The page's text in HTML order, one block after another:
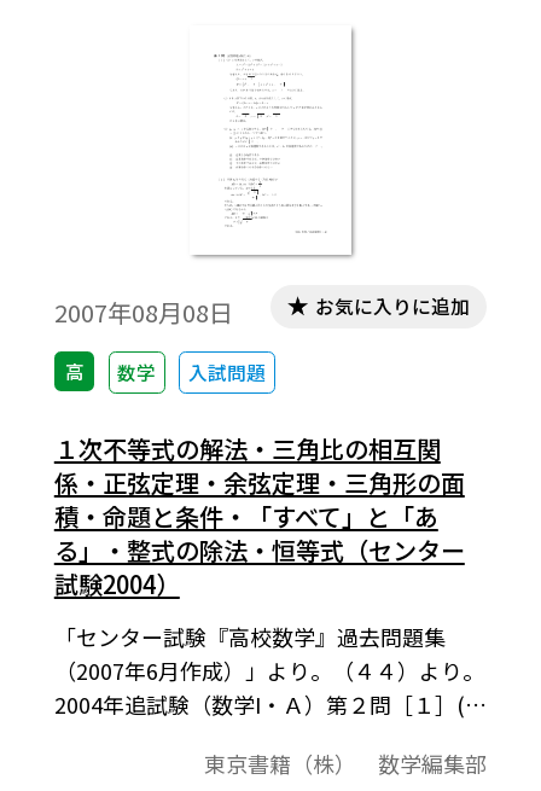
です。この問題は，そのなかの１小問です。
データは問題と解答を記載。授業の後，ま
とめとしての演習問題などでご利用いただ
2007年08月08日
高 数学 入試問題
お気に入りに追加
１次不等式の解法・三角比の相互関
係・正弦定理・余弦定理・三角形の面
積・命題と条件・「すべて」と「あ
る」・整式の除法・恒等式（センター
試験2004）
「センター試験『高校数学』過去問題集
（2007年6月作成）」より。（４４）より。
2004年追試験（数学I・Ａ）第２問［１］(1)
学I」（2007－2012年度用）「数学A」
東京書籍（株） 数学編集部